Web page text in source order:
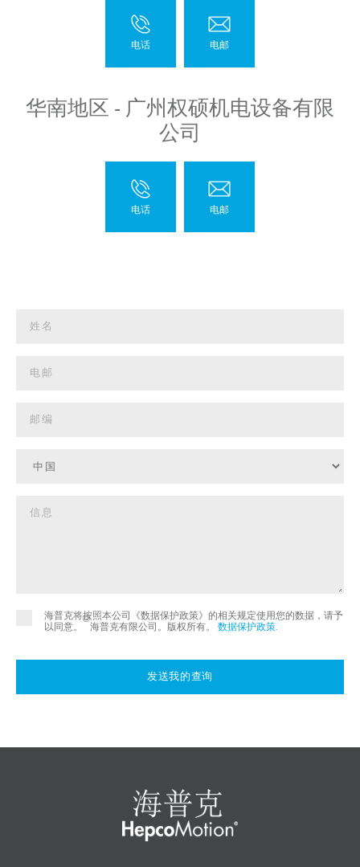
华南地区 - 广州权硕机电设备有限
公司
海普克将按照本公司《数据保护政策》的相关规定使用您的数据，请予
以同意。
©
海普克有限公司。版权所有。 数据保护政策.
发送我的查询